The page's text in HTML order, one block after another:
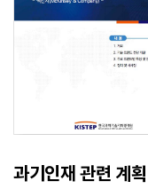
과기인재 관련 계획